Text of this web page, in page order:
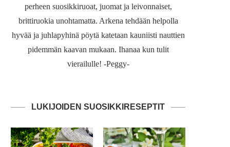
perheen suosikkiruoat, juomat ja leivonnaiset,
brittiruokia unohtamatta. Arkena tehdään helpolla
hyvää ja juhlapyhinä pöytä katetaan kauniisti nauttien
pidemmän kaavan mukaan. Ihanaa kun tulit
vierailulle! -Peggy-
LUKIJOIDEN SUOSIKKIRESEPTIT